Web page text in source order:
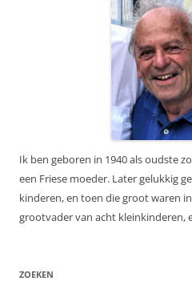
Ik ben geboren in 1940 als oudste
een Friese moeder. Later gelukkig
kinderen, en toen die groot waren
grootvader van acht kleinkinderen,
ZOEKEN